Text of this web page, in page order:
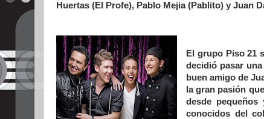
Huertas (El Profe), Pablo Mejia (Pablito) y Juan
El grupo Piso 21
decidió pasar
buen amigo de
la gran pasión
desde
conocidos del